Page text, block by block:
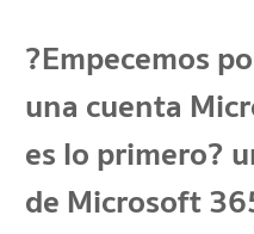
?Empecemos
una cuenta
es lo primero?
de Microsoft